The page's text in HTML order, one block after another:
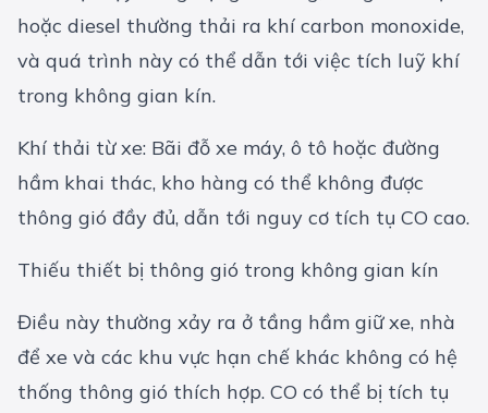
hoặc diesel thường thải ra khí carbon monoxide,
và quá trình này có thể dẫn tới việc tích luỹ khí
trong không gian kín.
Khí thải từ xe: Bãi đỗ xe máy, ô tô hoặc đường
hầm khai thác, kho hàng có thể không được
thông gió đầy đủ, dẫn tới nguy cơ tích tụ CO cao.
Thiếu thiết bị thông gió trong không gian kín
Điều này thường xảy ra ở tầng hầm giữ xe, nhà
để xe và các khu vực hạn chế khác không có hệ
thống thông gió thích hợp. CO có thể bị tích tụ